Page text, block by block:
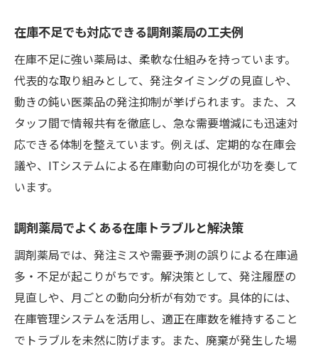
在庫不足でも対応できる調剤薬局の工夫例
在庫不足に強い薬局は、柔軟な仕組みを持っています。
代表的な取り組みとして、発注タイミングの見直しや、
動きの鈍い医薬品の発注抑制が挙げられます。また、ス
タッフ間で情報共有を徹底し、急な需要増減にも迅速対
応できる体制を整えています。例えば、定期的な在庫会
議や、ITシステムによる在庫動向の可視化が功を奏して
います。
調剤薬局でよくある在庫トラブルと解決策
調剤薬局では、発注ミスや需要予測の誤りによる在庫過
多・不足が起こりがちです。解決策として、発注履歴の
見直しや、月ごとの動向分析が有効です。具体的には、
在庫管理システムを活用し、適正在庫数を維持すること
でトラブルを未然に防げます。また、廃棄が発生した場